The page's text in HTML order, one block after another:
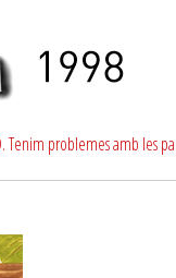
Tenim problemes amb les